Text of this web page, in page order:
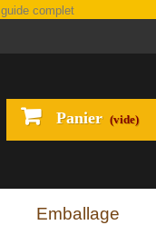
Panier (vide)
Emballage